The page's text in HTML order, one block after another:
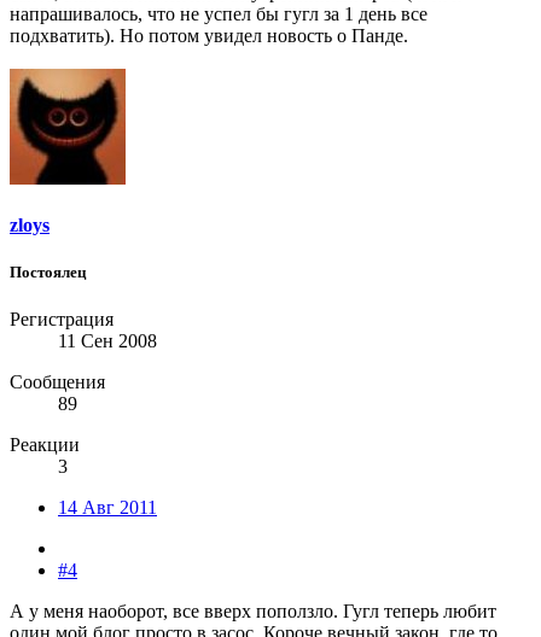
напрашивалось, что не успел бы гугл за 1 день все
подхватить). Но потом увидел новость о Панде.
zloys
Постоялец
Регистрация
11 Сен 2008
Сообщения
89
Реакции
3
14 Авг 2011
#4
А у меня наоборот, все вверх поползло. Гугл теперь любит